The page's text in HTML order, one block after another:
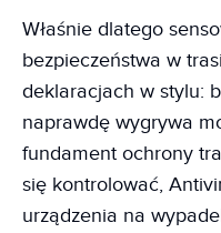
Właśnie dlatego
bezpieczeństwa w
deklaracjach w stylu:
naprawdę wygrywa
fundament ochrony
się kontrolować,
urządzenia na